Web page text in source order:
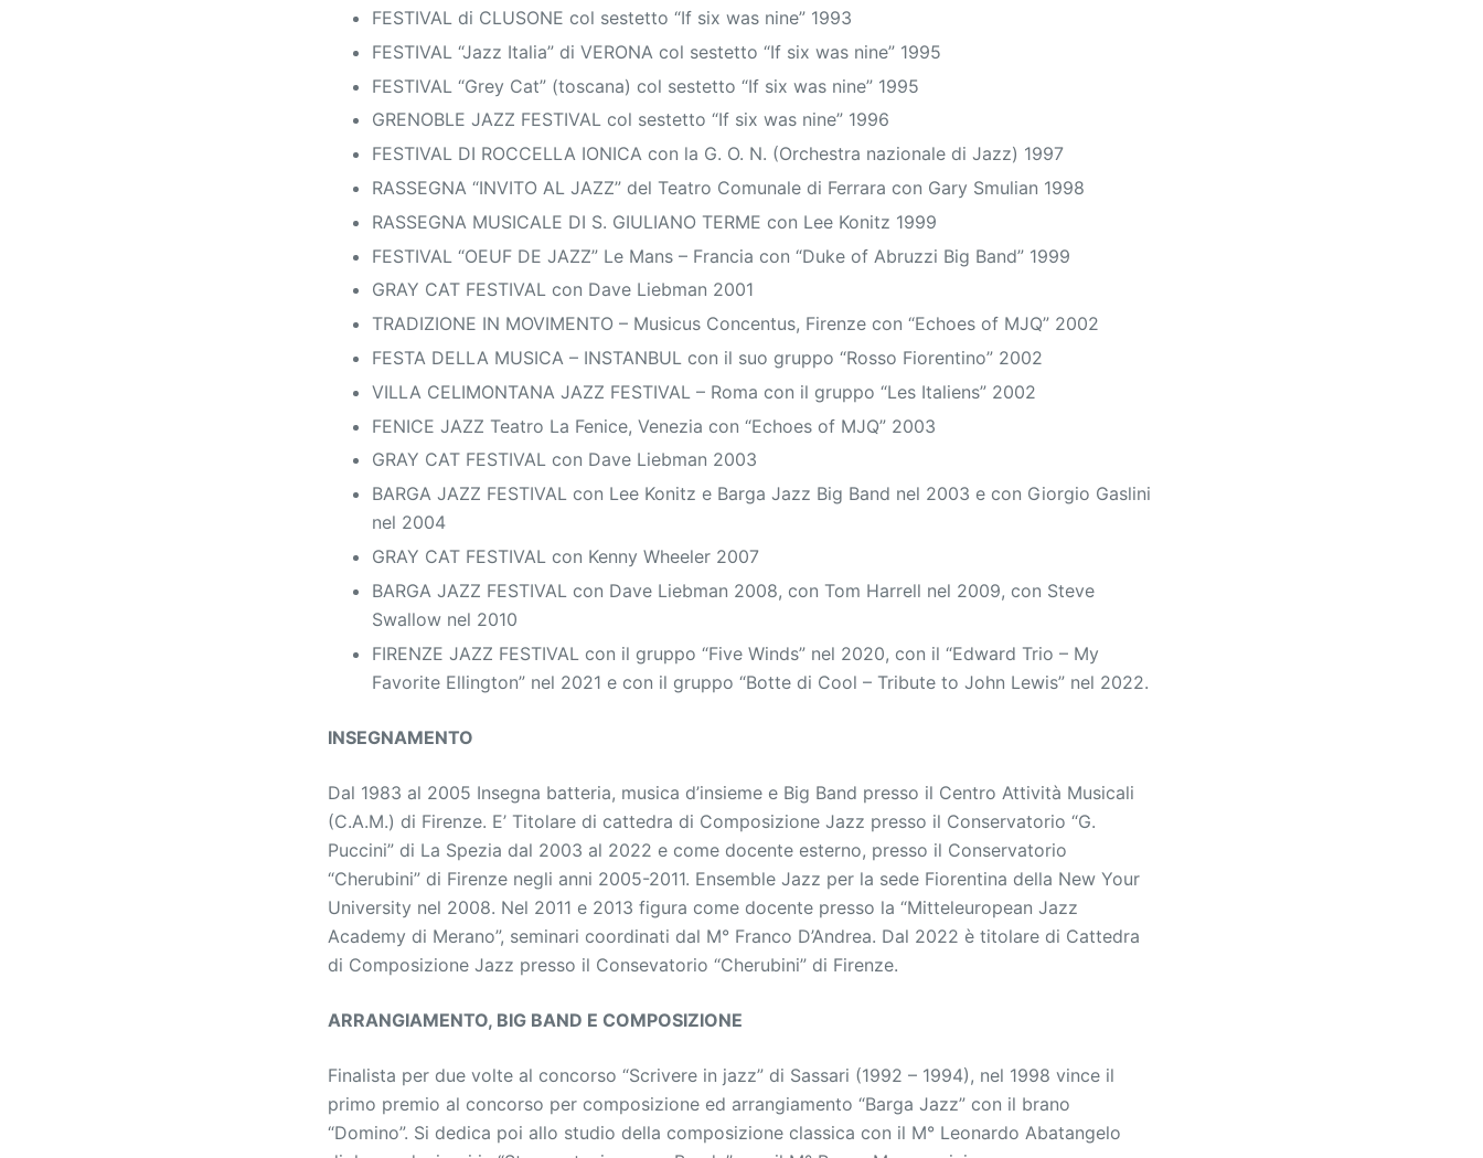
FESTIVAL di CLUSONE col sestetto “If six was nine” 1993
FESTIVAL “Jazz Italia” di VERONA col sestetto “If six was nine” 1995
FESTIVAL “Grey Cat” (toscana) col sestetto “If six was nine” 1995
GRENOBLE JAZZ FESTIVAL col sestetto “If six was nine” 1996
FESTIVAL DI ROCCELLA IONICA con la G. O. N. (Orchestra nazionale di Jazz) 1997
RASSEGNA “INVITO AL JAZZ” del Teatro Comunale di Ferrara con Gary Smulian 1998
RASSEGNA MUSICALE DI S. GIULIANO TERME con Lee Konitz 1999
FESTIVAL “OEUF DE JAZZ” Le Mans – Francia con “Duke of Abruzzi Big Band” 1999
GRAY CAT FESTIVAL con Dave Liebman 2001
TRADIZIONE IN MOVIMENTO – Musicus Concentus, Firenze con “Echoes of MJQ” 2002
FESTA DELLA MUSICA – INSTANBUL con il suo gruppo “Rosso Fiorentino” 2002
VILLA CELIMONTANA JAZZ FESTIVAL – Roma con il gruppo “Les Italiens” 2002
FENICE JAZZ Teatro La Fenice, Venezia con “Echoes of MJQ” 2003
GRAY CAT FESTIVAL con Dave Liebman 2003
BARGA JAZZ FESTIVAL con Lee Konitz e Barga Jazz Big Band nel 2003 e con Giorgio Gaslini
nel 2004
GRAY CAT FESTIVAL con Kenny Wheeler 2007
BARGA JAZZ FESTIVAL con Dave Liebman 2008, con Tom Harrell nel 2009, con Steve
Swallow nel 2010
FIRENZE JAZZ FESTIVAL con il gruppo “Five Winds” nel 2020, con il “Edward Trio – My
Favorite Ellington” nel 2021 e con il gruppo “Botte di Cool – Tribute to John Lewis” nel 2022.
INSEGNAMENTO
Dal 1983 al 2005 Insegna batteria, musica d’insieme e Big Band presso il Centro Attività Musicali
(C.A.M.) di Firenze. E’ Titolare di cattedra di Composizione Jazz presso il Conservatorio “G.
Puccini” di La Spezia dal 2003 al 2022 e come docente esterno, presso il Conservatorio
“Cherubini” di Firenze negli anni 2005-2011. Ensemble Jazz per la sede Fiorentina della New Your
University nel 2008. Nel 2011 e 2013 figura come docente presso la “Mitteleuropean Jazz
Academy di Merano”, seminari coordinati dal M° Franco D’Andrea. Dal 2022 è titolare di Cattedra
di Composizione Jazz presso il Consevatorio “Cherubini” di Firenze.
ARRANGIAMENTO, BIG BAND E COMPOSIZIONE
Finalista per due volte al concorso “Scrivere in jazz” di Sassari (1992 – 1994), nel 1998 vince il
primo premio al concorso per composizione ed arrangiamento “Barga Jazz” con il brano
“Domino”. Si dedica poi allo studio della composizione classica con il M° Leonardo Abatangelo